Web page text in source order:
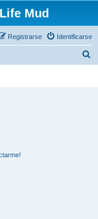
Mud
Identificarse
Registrarse